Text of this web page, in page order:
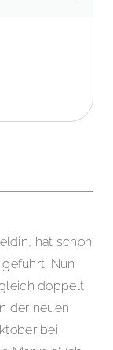
hat schon
Nun
doppelt
der neuen
bei